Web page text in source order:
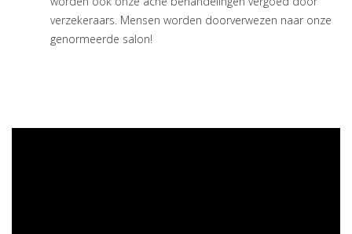
verzekeraars. Mensen worden doorverwezen naar onze
genormeerde salon!